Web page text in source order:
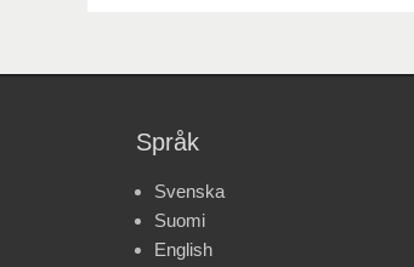
Språk
Svenska
Suomi
English